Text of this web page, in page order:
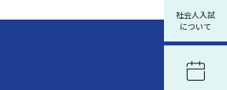
社会人入試
について